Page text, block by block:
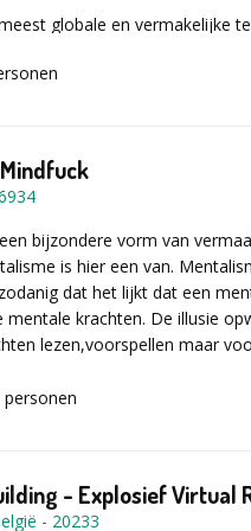
locatie mogelijk
andere activiteiten
opdrachten/spelleiding
Laat het ons weten
duurt gemiddeld
2 tot
kunnen zowel in
worden.
globale en vermakelijke
ludieke activiteiten uit alle
in!
bijzondere vorm van
is hier een van.
dat het lijkt dat een
mentale krachten. De illusie
lezen,voorspellen maar
workshop .
personen
- Explosief Virtual
- 20233